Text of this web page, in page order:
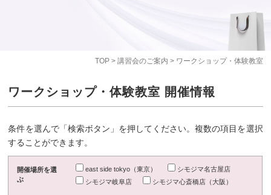
TOP> 講習会のご案内 > ワークショップ・体験教室
ワークショップ・体験教室 開催情報
条件を選んで「検索ボタン」を押してください。複数の項目を選択
することができます。
開催場所を選
ぶ
east side tokyo（東京）
シモジマ名古屋店
シモジマ岐阜店
シモジマ心斎橋店（大阪）